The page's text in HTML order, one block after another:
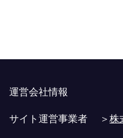
運営会社情報
サイト運営事業者 ＞株